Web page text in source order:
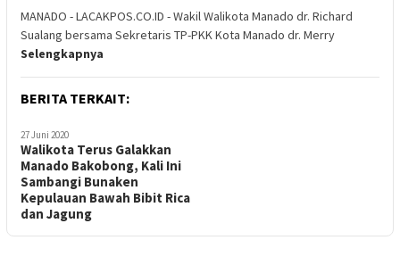
MANADO - LACAKPOS.CO.ID - Wakil Walikota Manado dr. Richard
Sualang bersama Sekretaris TP-PKK Kota Manado dr. Merry
Selengkapnya
BERITA TERKAIT:
27 Juni 2020
Walikota Terus Galakkan
Manado Bakobong, Kali Ini
Sambangi Bunaken
Kepulauan Bawah Bibit Rica
dan Jagung